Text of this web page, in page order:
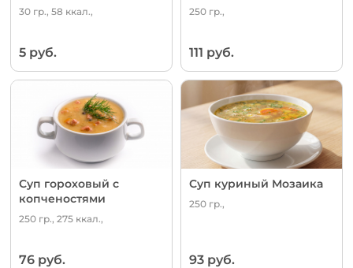
30 гр., 58 ккал.,
5 руб.
250 гр.,
111 руб.
Суп гороховый с
копченостями
250 гр., 275 ккал.,
76 руб.
Суп куриный Мозаика
250 гр.,
93 руб.